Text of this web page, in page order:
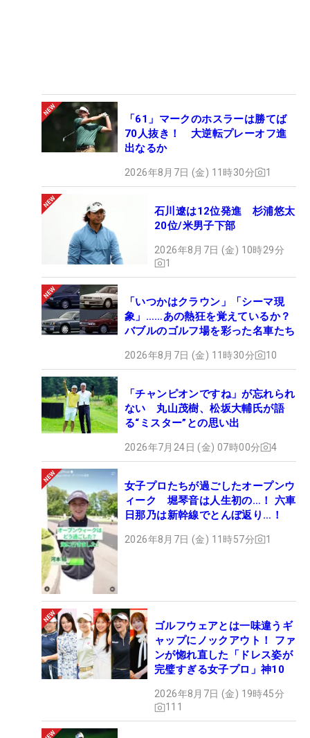
「61」マークのホスラーは勝てば
70人抜き！ 大逆転プレーオフ進
出なるか
2026年8月7日 (金) 11時30分 1
石川遼は12位発進 杉浦悠太
20位/米男子下部
2026年8月7日 (金) 10時29分
1
「いつかはクラウン」「シーマ現
象」……あの熱狂を覚えているか？
バブルのゴルフ場を彩った名車たち
2026年8月7日 (金) 11時30分 10
「チャンピオンですね」が忘れられ
ない 丸山茂樹、松坂大輔氏が語
る“ミスター”との思い出
2026年7月24日 (金) 07時00分 4
女子プロたちが過ごしたオープンウ
ィーク 堀琴音は人生初の…！ 六車
日那乃は新幹線でとんぼ返り…！
2026年8月7日 (金) 11時57分 1
ゴルフウェアとは一味違うギ
ャップにノックアウト！ ファ
ンが惚れ直した「ドレス姿が
完璧すぎる女子プロ」神10
2026年8月7日 (金) 19時45分
111